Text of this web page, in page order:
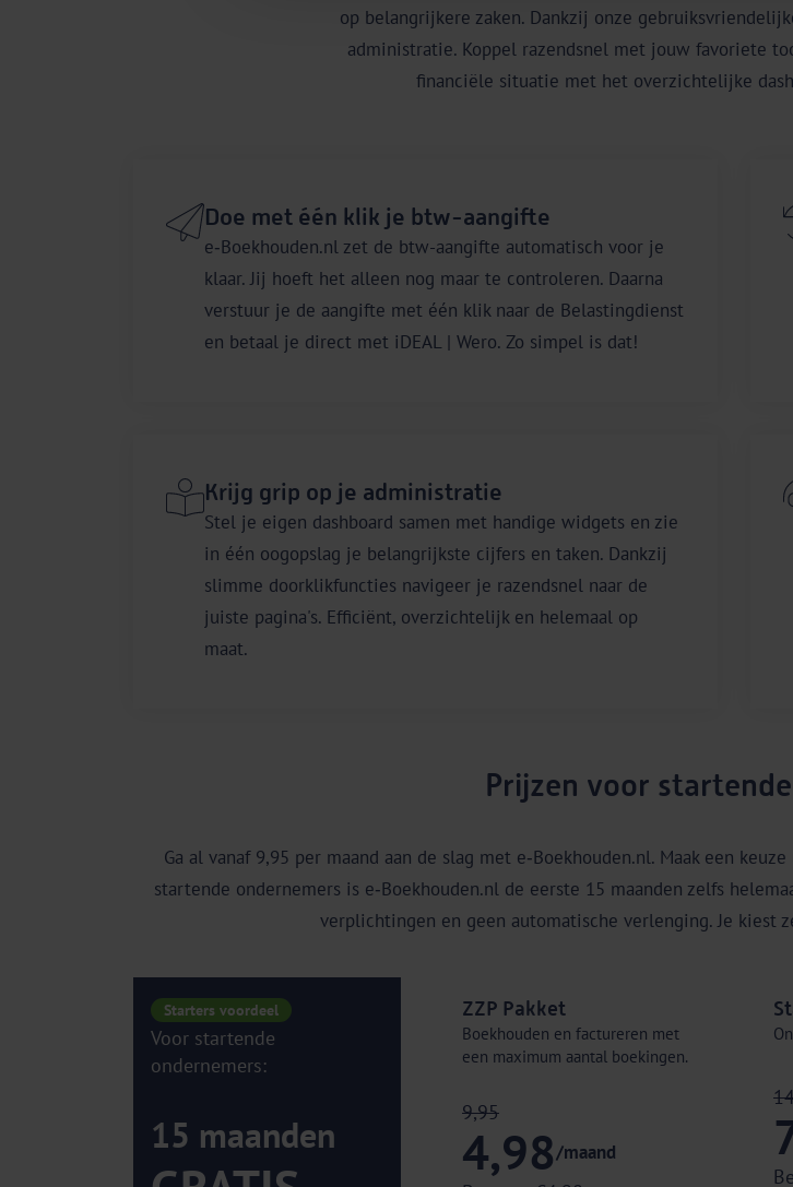
op belangrijkere zaken. Dankzij onze
administratie. Koppel razendsnel met jouw favoriete
financiële situatie met het overzichtelijke
Doe met één klik je btw-aangifte
e‑Boekhouden.nl zet de btw-aangifte automatisch voor je
klaar. Jij hoeft het alleen nog maar te controleren. Daarna
verstuur je de aangifte met één klik naar de Belastingdienst
en betaal je direct met iDEAL | Wero. Zo simpel is dat!
Krijg grip op je administratie
Stel je eigen dashboard samen met handige widgets en zie
in één oogopslag je belangrijkste cijfers en taken. Dankzij
slimme doorklikfuncties navigeer je razendsnel naar de
juiste pagina's. Efficiënt, overzichtelijk en helemaal op
maat.
Prijzen voor
Ga al vanaf 9,95 per maand aan de slag met e‑Boekhouden.nl. Maak een
startende ondernemers is e‑Boekhouden.nl de eerste 15 maanden zelfs
verplichtingen en geen automatische verlenging. Je kiest
Starters voordeel
Voor startende
ondernemers:
15 maanden
ZZP Pakket
Boekhouden en factureren met
een maximum aantal boekingen.
9,95
4,98/maand